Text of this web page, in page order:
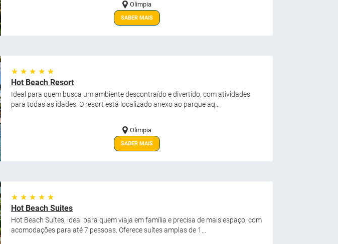
Olimpia
SABER MAIS
★ ★ ★ ★ ★
Hot Beach Resort
Ideal para quem busca um ambiente descontraído e divertido, com atividades
para todas as idades. O resort está localizado anexo ao parque aq...
Olimpia
SABER MAIS
★ ★ ★ ★ ★
Hot Beach Suites
Hot Beach Suítes, ideal para quem viaja em família e precisa de mais espaço, com
acomodações para até 7 pessoas. Oferece suítes amplas de 1...